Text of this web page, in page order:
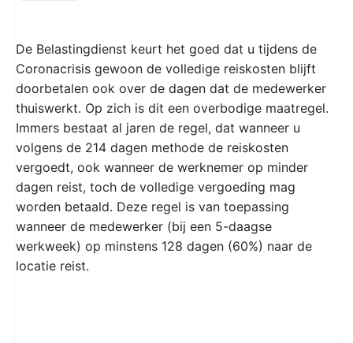
De Belastingdienst keurt het goed dat u tijdens de
Coronacrisis gewoon de volledige reiskosten blijft
doorbetalen ook over de dagen dat de medewerker
thuiswerkt. Op zich is dit een overbodige maatregel.
Immers bestaat al jaren de regel, dat wanneer u
volgens de 214 dagen methode de reiskosten
vergoedt, ook wanneer de werknemer op minder
dagen reist, toch de volledige vergoeding mag
worden betaald. Deze regel is van toepassing
wanneer de medewerker (bij een 5-daagse
werkweek) op minstens 128 dagen (60%) naar de
locatie reist.